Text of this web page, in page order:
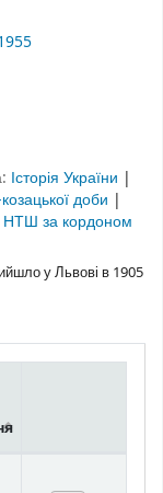
Історія України |
доби |
НТШ за кордоном
у Львові в 1905